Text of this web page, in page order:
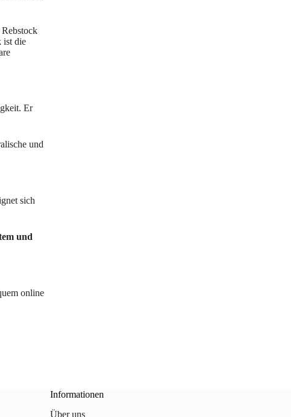
ist die
Er
und
sich
und
online
Informationen
Über uns